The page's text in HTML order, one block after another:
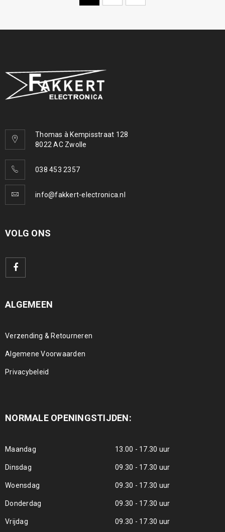
Thomas à Kempisstraat 128
8022 AC Zwolle
038 453 2357
info@fakkert-electronica.nl
VOLG ONS
ALGEMEEN
Verzending & Retourneren
Algemene Voorwaarden
Privacybeleid
NORMALE OPENINGSTIJDEN:
Maandag 13.00 - 17.30 uur
Dinsdag 09.30 - 17.30 uur
Woensdag 09.30 - 17.30 uur
Donderdag 09.30 - 17.30 uur
Vrijdag 09.30 - 17.30 uur